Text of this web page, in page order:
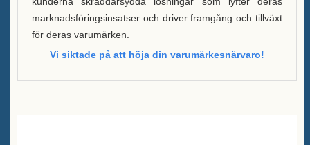
marknadsföringsinsatser och driver framgång och tillväxt
för deras varumärken.
Vi siktade på att höja din varumärkesnärvaro!